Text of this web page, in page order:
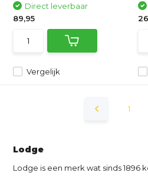
Vergelijk
Direct leverbaar
89,95
1
Lodge
Lodge is een merk wat sinds 1896